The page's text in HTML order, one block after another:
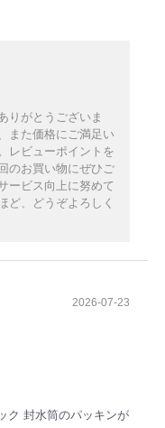
りがとうございま
また価格にご満足い
レビューポイントを
のお買い物にぜひご
ービス向上に努めて
ど、どうぞよろしく
2026-07-23
ク 封水筒のパッキンが